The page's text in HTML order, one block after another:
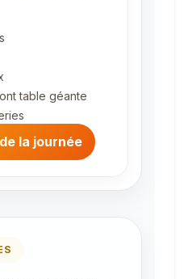
table géante
la journée